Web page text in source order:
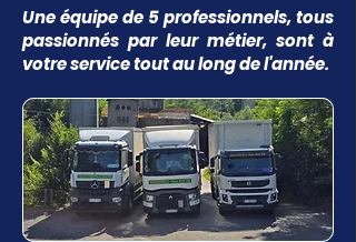
Une équipe de 5 professionnels, tous
passionnés par leur métier, sont à
votre service tout au long de l'année.